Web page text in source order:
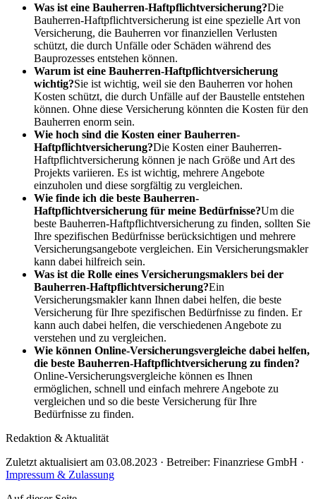
Was ist eine Bauherren-Haftpflichtversicherung?Die
Bauherren-Haftpflichtversicherung ist eine spezielle Art von
Versicherung, die Bauherren vor finanziellen Verlusten
schützt, die durch Unfälle oder Schäden während des
Bauprozesses entstehen können.
Warum ist eine Bauherren-Haftpflichtversicherung
wichtig?Sie ist wichtig, weil sie den Bauherren vor hohen
Kosten schützt, die durch Unfälle auf der Baustelle entstehen
können. Ohne diese Versicherung könnten die Kosten für den
Bauherren enorm sein.
Wie hoch sind die Kosten einer Bauherren-
Haftpflichtversicherung?Die Kosten einer Bauherren-
Haftpflichtversicherung können je nach Größe und Art des
Projekts variieren. Es ist wichtig, mehrere Angebote
einzuholen und diese sorgfältig zu vergleichen.
Wie finde ich die beste Bauherren-
Haftpflichtversicherung für meine Bedürfnisse?Um die
beste Bauherren-Haftpflichtversicherung zu finden, sollten Sie
Ihre spezifischen Bedürfnisse berücksichtigen und mehrere
Versicherungsangebote vergleichen. Ein Versicherungsmakler
kann dabei hilfreich sein.
Was ist die Rolle eines Versicherungsmaklers bei der
Bauherren-Haftpflichtversicherung?Ein
Versicherungsmakler kann Ihnen dabei helfen, die beste
Versicherung für Ihre spezifischen Bedürfnisse zu finden. Er
kann auch dabei helfen, die verschiedenen Angebote zu
verstehen und zu vergleichen.
Wie können Online-Versicherungsvergleiche dabei helfen,
die beste Bauherren-Haftpflichtversicherung zu finden?
Online-Versicherungsvergleiche können es Ihnen
ermöglichen, schnell und einfach mehrere Angebote zu
vergleichen und so die beste Versicherung für Ihre
Bedürfnisse zu finden.
Redaktion & Aktualität
Zuletzt aktualisiert am 03.08.2023 · Betreiber: Finanzriese GmbH ·
Impressum & Zulassung